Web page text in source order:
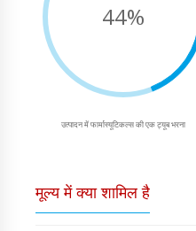
44%
उत्पादन में फार्मास्यूटिकल्स की एक ट्यूब भरना
मूल्य में क्या शामिल है